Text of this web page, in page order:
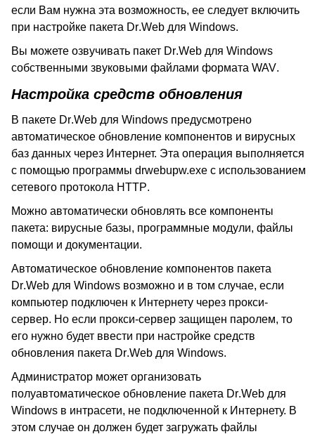
если Вам нужна эта возможность, ее следует включить
при настройке пакета Dr.Web для Windows.
Вы можете озвучивать пакет Dr.Web для Windows
собственными звуковыми файлами формата WAV.
Настройка средств обновления
В пакете Dr.Web для Windows предусмотрено
автоматическое обновление компонентов и вирусных
баз данных через Интернет. Эта операция выполняется
с помощью программы drwebupw.exe с использованием
сетевого протокола HTTP.
Можно автоматически обновлять все компоненты
пакета: вирусные базы, программные модули, файлы
помощи и документации.
Автоматическое обновление компонентов пакета
Dr.Web для Windows возможно и в том случае, если
компьютер подключен к Интернету через прокси-
сервер. Но если прокси-сервер защищен паролем, то
его нужно будет ввести при настройке средств
обновления пакета Dr.Web для Windows.
Администратор может организовать
полуавтоматическое обновление пакета Dr.Web для
Windows в интрасети, не подключенной к Интернету. В
этом случае он должен будет загружать файлы